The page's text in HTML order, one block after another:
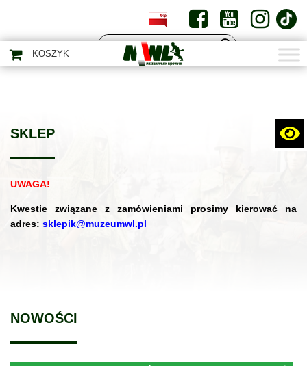
PL EN
KOSZYK
SKLEP
UWAGA!
Kwestie związane z zamówieniami prosimy kierować na
adres: sklepik@muzeumwl.pl
NOWOŚCI